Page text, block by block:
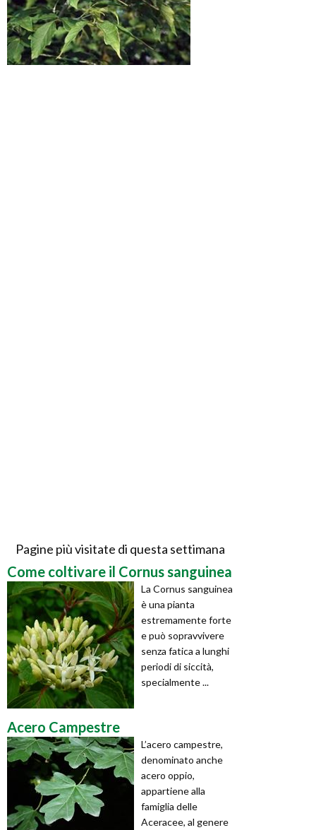
Pagine più visitate di questa settimana
Come coltivare il Cornus sanguinea
La Cornus sanguinea
è una pianta
estremamente forte
e può sopravvivere
senza fatica a lunghi
periodi di siccità,
specialmente ...
Acero Campestre
L’acero campestre,
denominato anche
acero oppio,
appartiene alla
famiglia delle
Aceracee, al genere